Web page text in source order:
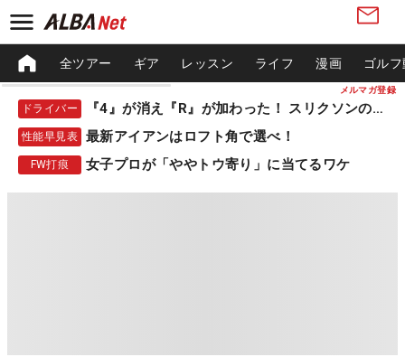
メルマガ登録
全ツアー ギア レッスン ライフ 漫画 ゴル
ドライバー 『4』が消え『R』が加わった！ スリクソンの新作
性能早見表 最新アイアンはロフト角で選べ！
FW打痕 女子プロが「ややトウ寄り」に当てるワケ